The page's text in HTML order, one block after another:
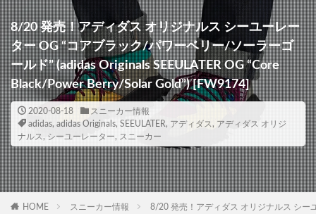
8/20 発売！アディダス オリジナルス シーユーレー
ター OG “コアブラック/パワーベリー/ソーラーゴ
ールド” (adidas Originals SEEULATER OG “Core
Black/Power Berry/Solar Gold”) [FW9174]
2020-08-18
スニーカー情報
adidas, adidas Originals, SEEULATER, アディダス, アディダス オリジ
ナルス, シーユーレーター, スニーカー
HOME スニーカー情報 8/20 発売！アディダス オリジナルス シー